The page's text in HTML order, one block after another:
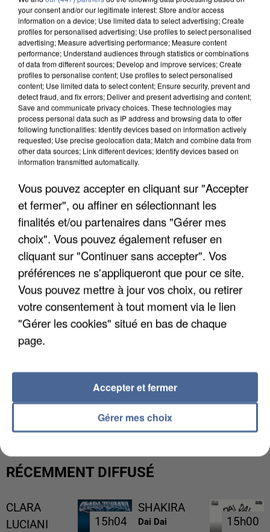
UN SECOND CADRE DE LA DZ MAFIA
UNE TOURISTE DE L’OISE EMPORTÉE PAR UNE
COULÉE DE BOUE EN HAUTE-SAVOIE
RÉCEMMENT DIFFUSÉ
CLARA
LUCIANI
15h04
15h04
SHAKIRA
Dai Dai 15h00
15h00
your consent and/or our legitimate interest: Store and/or access
information on a device; Use limited data to select advertising; Create
profiles for personalised advertising; Use profiles to select personalised
advertising; Measure advertising performance; Measure content
performance; Understand audiences through statistics or combinations
of data from different sources; Develop and improve services; Create
profiles to personalise content; Use profiles to select personalised
content; Use limited data to select content; Ensure security, prevent and
detect fraud, and fix errors; Deliver and present advertising and content;
Save and communicate privacy choices. These technologies may
process personal data such as IP address and browsing data to offer
following functionalities: Identify devices based on information actively
requested; Use precise geolocation data; Match and combine data from
other data sources; Link different devices; Identify devices based on
information transmitted automatically.
Vous pouvez accepter en cliquant sur "Accepter
et fermer", ou affiner en sélectionnant les
finalités et/ou partenaires dans "Gérer mes
choix". Vous pouvez également refuser en
cliquant sur "Continuer sans accepter". Vos
préférences ne s'appliqueront que pour ce site.
Vous pouvez mettre à jour vos choix, ou retirer
votre consentement à tout moment via le lien
"Gérer les cookies" situé en bas de chaque
page.
Gérer mes choix
Accepter et fermer